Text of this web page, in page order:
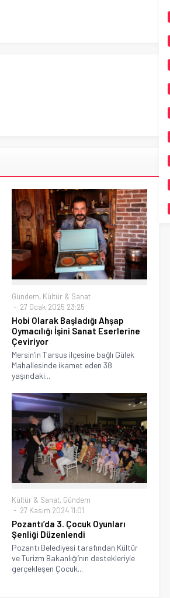
Gündem, Kültür & Sanat
27 Ocak 2025 23:25
Hobi Olarak Başladığı Ahşap
Oymacılığı İşini Sanat Eserlerine
Çeviriyor
Mersin’in Tarsus ilçesine bağlı Gülek
Mahallesinde ikamet eden 38
yaşındaki...
Kültür & Sanat, Gündem
27 Kasım 2024 11:01
Pozantı’da 3. Çocuk Oyunları
Şenliği Düzenlendi
Pozantı Belediyesi tarafından Kültür
ve Turizm Bakanlığı’nın destekleriyle
gerçekleşen Çocuk...